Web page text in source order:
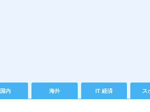
国内 海外 IT 経済 ス